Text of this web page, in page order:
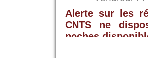
Alerte sur les
CNTS ne
poches